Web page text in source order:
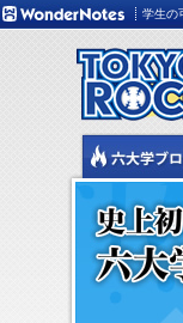
学生の